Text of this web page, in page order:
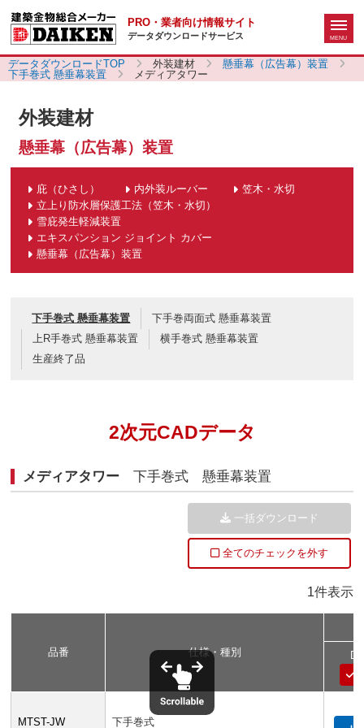
PRO・業者向け情報サイト
データダウンロードサービス
データダウンロードTOP 外装建材
懸垂幕（広告幕）装置
下手巻式 懸垂幕装置
メディアタワー
外装建材
懸垂幕（広告幕）装置
庇（ひさし） 内外装ルーバー
笠木・水切
立上り防水層保護工法（笠木・水切）
雪庇発生軽減装置
エキスパンション ジョイント カバー
懸垂幕（広告幕）装置
下手巻式 懸垂幕装置
下手巻両面式 懸垂幕装置
上R手巻式 懸垂幕装置
横手巻式 懸垂幕装置
生産終了品
2次元CADデータ
メディアタワー 下手巻式 懸垂幕装置
1件表示
一括ダウンロード
全てのチェックを外す
品番 仕様・種別
MTST-JW 下手巻式